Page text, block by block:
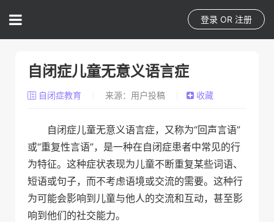
登录 OR 注册
自闭症儿童无意义语言症
自闭症教育 来源：用户投稿 收藏
自闭症儿童无意义语言症，又称为“回声言语”
或“重复性言语”，是一种在自闭症患者中常见的行
为特征。这种症状表现为儿童不断重复某些词语、
短语或句子，而不考虑语境或交流的需要。这种行
为可能会影响到儿童与他人的交流和互动，甚至影
响到他们的社交能力。